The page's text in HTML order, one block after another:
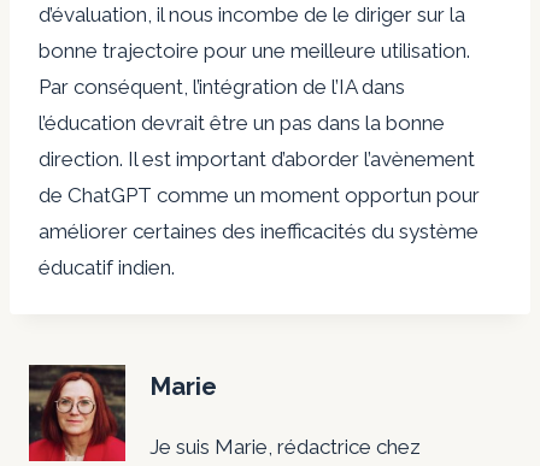
d’évaluation, il nous incombe de le diriger sur la
bonne trajectoire pour une meilleure utilisation.
Par conséquent, l’intégration de l’IA dans
l’éducation devrait être un pas dans la bonne
direction. Il est important d’aborder l’avènement
de ChatGPT comme un moment opportun pour
améliorer certaines des inefficacités du système
éducatif indien.
Marie
Je suis Marie, rédactrice chez